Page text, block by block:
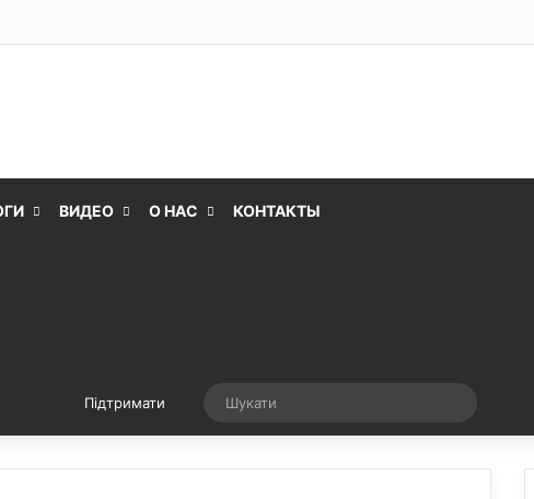
ВИДЕО О НАС КОНТАКТЫ
Підтримати Випадкова стаття